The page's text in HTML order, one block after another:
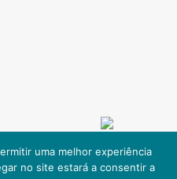
uma melhor experiência
no site estará a consentir a